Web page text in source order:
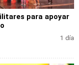
para apoyar
1 día